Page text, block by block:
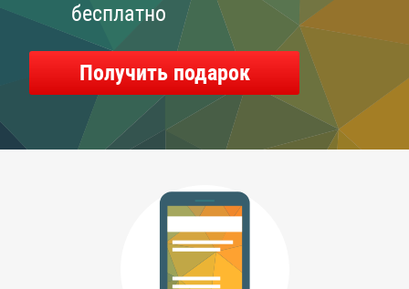
бесплатно
Получить подарок